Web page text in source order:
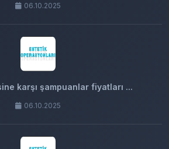
06.10.2025
karşı şampuanlar fiyatları ...
06.10.2025